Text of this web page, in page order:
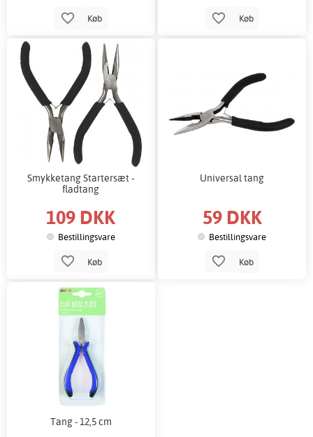
Køb Køb
Smykketang Startersæt -
fladtang
109 DKK
Bestillingsvare
Køb
Universal tang
59 DKK
Bestillingsvare
Køb
Tang - 12,5 cm